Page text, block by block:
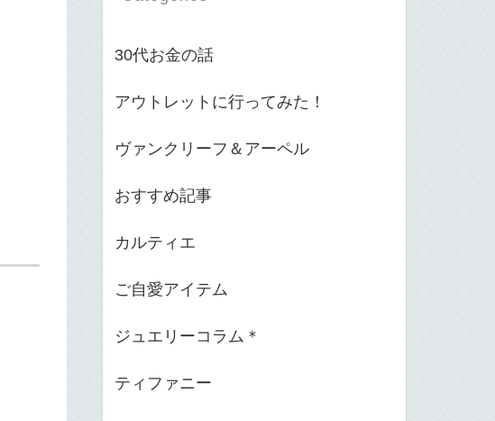
30代お金の話
アウトレットに行ってみた！
ヴァンクリーフ＆アーペル
おすすめ記事
カルティエ
ご自愛アイテム
ジュエリーコラム＊
ティファニー